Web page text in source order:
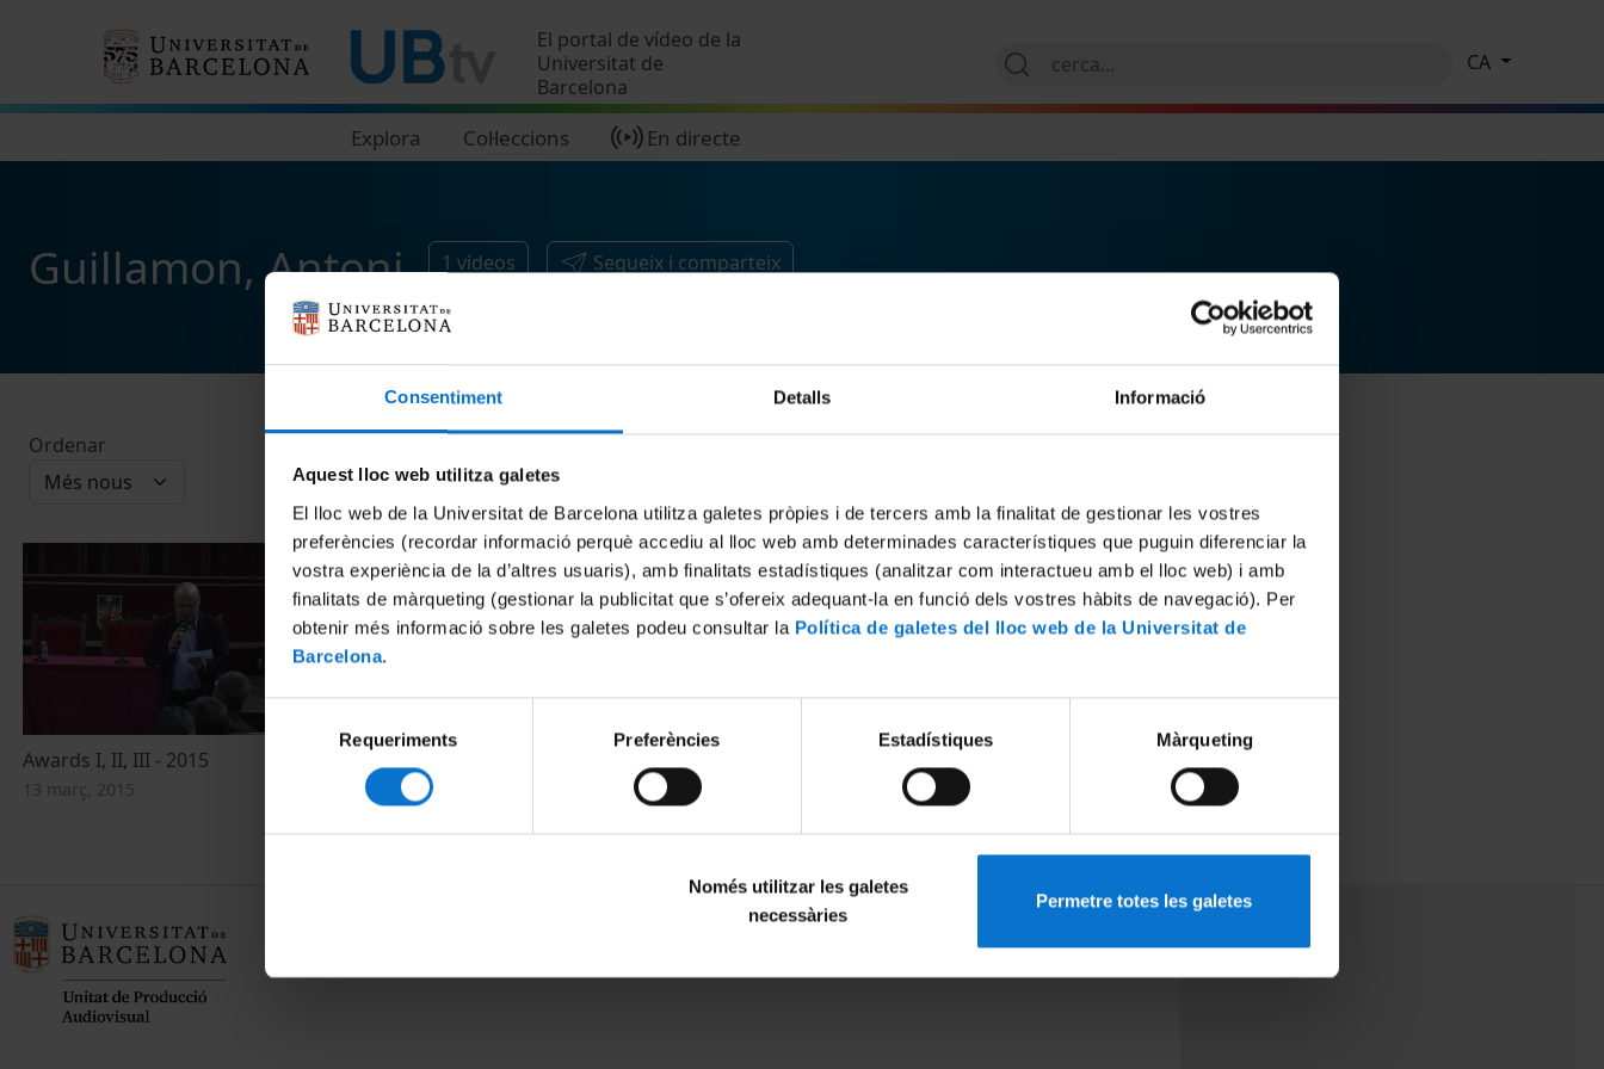
Consentiment Detalls Informació
Aquest lloc web utilitza galetes
El lloc web de la Universitat de Barcelona utilitza galetes pròpies i de tercers amb la finalitat de gestionar les vostres
preferències (recordar informació perquè accediu al lloc web amb determinades característiques que puguin diferenciar la
vostra experiència de la d’altres usuaris), amb finalitats estadístiques (analitzar com interactueu amb el lloc web) i amb
finalitats de màrqueting (gestionar la publicitat que s’ofereix adequant-la en funció dels vostres hàbits de navegació). Per
obtenir més informació sobre les galetes podeu consultar la Política de galetes del lloc web de la Universitat de
Barcelona.
Selecció
consentiment
Requeriments Preferències Estadístiques Màrqueting
Només utilitzar les galetes
necessàries
Permetre totes les galetes
El portal de vídeo de la
Universitat de
Barcelona
Explora Col·leccions En directe
CA
Guillamon, Antoni 1 vídeos Segueix i comparteix
Ordenar
Awards I, II, III - 2015
13 març, 2015
MENÚ PEU 1 PEU 3